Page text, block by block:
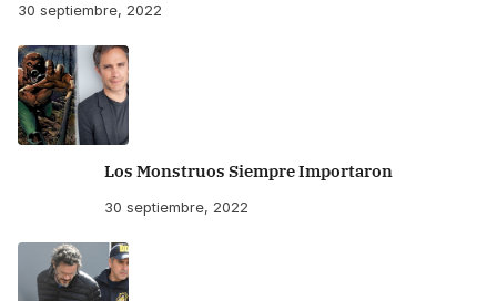
30 septiembre, 2022
Los Monstruos Siempre Importaron
30 septiembre, 2022